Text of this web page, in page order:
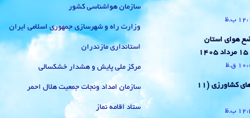
روزه وضع هوای استان
پیش بینی و توصیه های کشاورزی (11
سازمان هواشناسی کشور
وزارت راه و شهرسازی جمهوری اسلامی ایران
استانداری مازندران
مرکز ملی پایش و هشدار خشکسالی
سازمان امداد ونجات جمعیت هلال احمر
ستاد اقامه نماز